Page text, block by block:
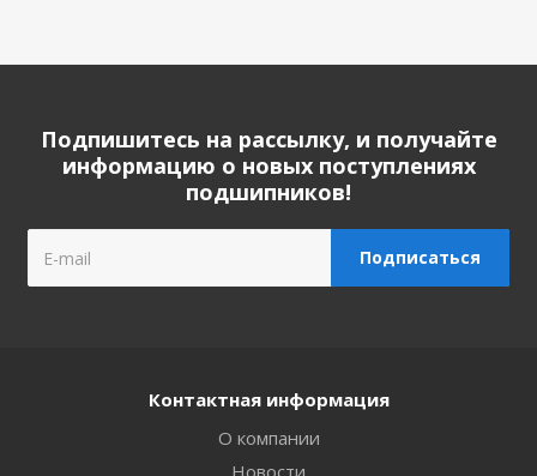
Подпишитесь на рассылку, и получайте
информацию о новых поступлениях
подшипников!
Контактная информация
О компании
Новости